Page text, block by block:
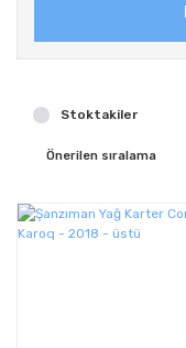
Stoktakiler